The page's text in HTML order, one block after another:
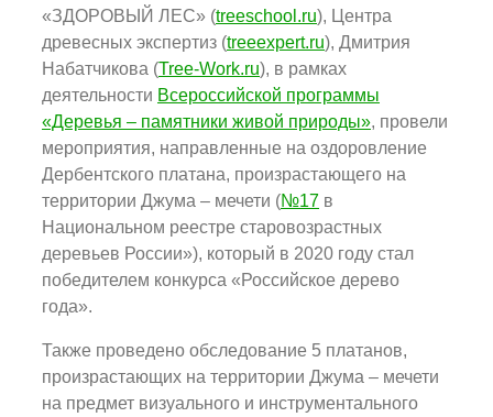
«ЗДОРОВЫЙ ЛЕС» (treeschool.ru), Центра
древесных экспертиз (treeexpert.ru), Дмитрия
Набатчикова (Tree-Work.ru), в рамках
деятельности Всероссийской программы
«Деревья – памятники живой природы», провели
мероприятия, направленные на оздоровление
Дербентского платана, произрастающего на
территории Джума – мечети (№17 в
Национальном реестре старовозрастных
деревьев России»), который в 2020 году стал
победителем конкурса «Российское дерево
года».
Также проведено обследование 5 платанов,
произрастающих на территории Джума – мечети
на предмет визуального и инструментального